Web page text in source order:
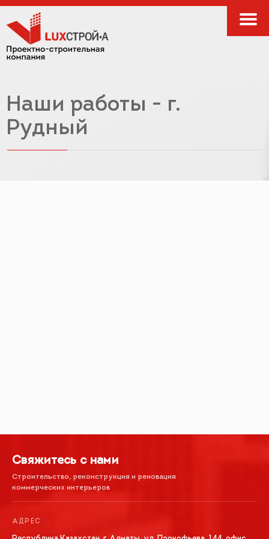
Наши работы - г.
Рудный
Свяжитесь с нами
Строительство, реконструкция и реновация
коммерческих интерьеров
АДРЕС